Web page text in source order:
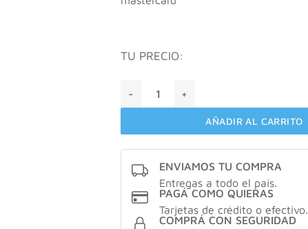
TU PRECIO:
AÑADIR AL CARRITO
ENVIAMOS TU COMPRA
Entregas a todo el país.
PAGÁ COMO QUIERAS
Tarjetas de crédito o efectivo.
COMPRÁ CON SEGURIDAD